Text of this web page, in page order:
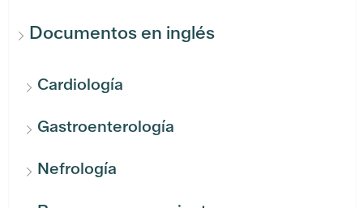
Documentos en inglés
Cardiología
Gastroenterología
Nefrología